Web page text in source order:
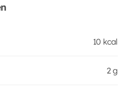
10 kcal
2 g